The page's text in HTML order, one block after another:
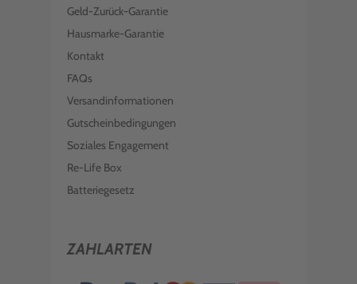
Geld-Zurück-Garantie
Hausmarke-Garantie
Kontakt
FAQs
Versandinformationen
Gutscheinbedingungen
Soziales Engagement
Re-Life Box
Batteriegesetz
ZAHLARTEN